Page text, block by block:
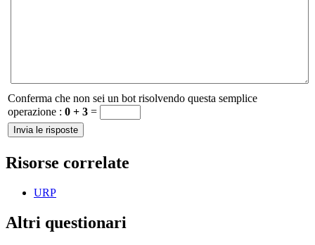
Conferma che non sei un bot risolvendo questa semplice
operazione : 0 + 3 =
Risorse correlate
URP
Altri questionari